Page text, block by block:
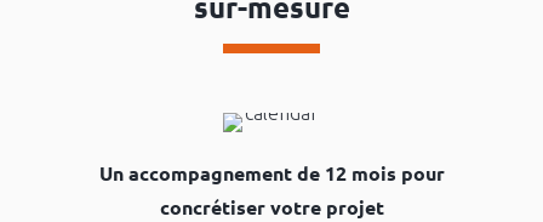
Un accompagnement de 12 mois pour
concrétiser votre projet